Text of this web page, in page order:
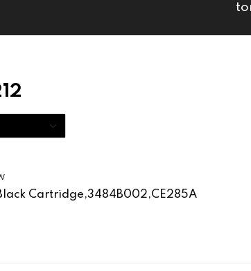
Cartridge,3484B002,CE285A